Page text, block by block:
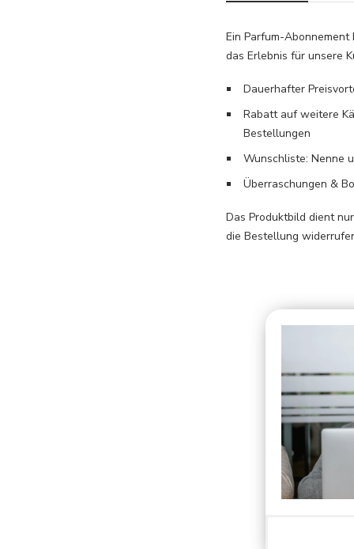
Ein Parfum-Abonnement
das Erlebnis für unsere
Dauerhafter
Rabatt auf weitere
Bestellungen
Wunschliste: Nenne
Überraschungen &
Das Produktbild dient
die Bestellung